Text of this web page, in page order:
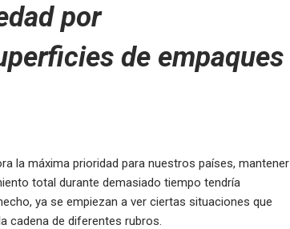
por
de empaques
la máxima prioridad para nuestros países, mantener
total durante demasiado tiempo tendría
ya se empiezan a ver ciertas situaciones que
cadena de diferentes rubros.